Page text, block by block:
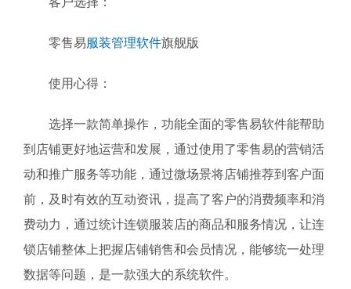
零售易服装管理软件旗舰版
使用心得：
选择一款简单操作，功能全面的零售易软件能帮助
到店铺更好地运营和发展，通过使用了零售易的营销活
动和推广服务等功能，通过微场景将店铺推荐到客户面
前，及时有效的互动资讯，提高了客户的消费频率和消
费动力，通过统计连锁服装店的商品和服务情况，让连
锁店铺整体上把握店铺销售和会员情况，能够统一处理
数据等问题，是一款强大的系统软件。